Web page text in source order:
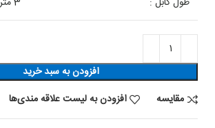
افزودن به سبد خرید
مقایسه
افزودن به لیست علاقه مندی‌ها